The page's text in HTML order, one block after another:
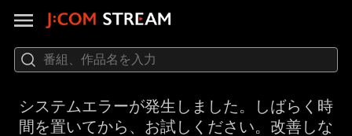
システムエラーが発生しました。しばらく時
間を置いてから、お試しください。改善しな